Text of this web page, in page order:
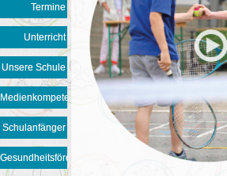
Termine
Unterricht
Unsere Schule
Medienkompetenz
Schulanfänger
Gesundheitsförderung